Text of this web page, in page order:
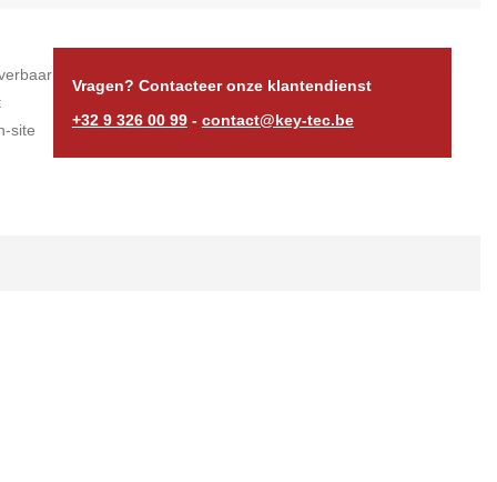
site
Vragen? Contacteer onze klantendienst
+32 9 326 00 99- contact@key-tec.be